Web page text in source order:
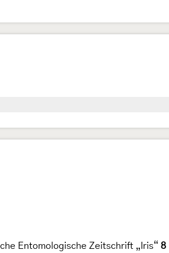
Entomologische Zeitschrift „Iris“ 8